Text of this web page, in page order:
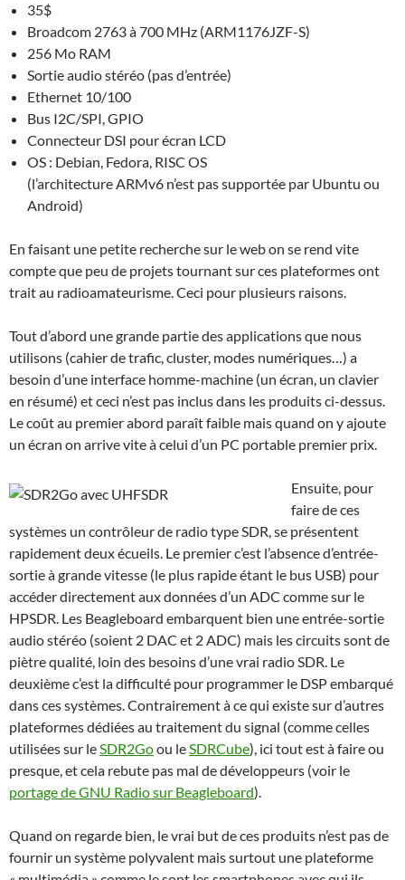
35$
Broadcom 2763 à 700 MHz (ARM1176JZF-S)
256 Mo RAM
Sortie audio stéréo (pas d’entrée)
Ethernet 10/100
Bus I2C/SPI, GPIO
Connecteur DSI pour écran LCD
OS : Debian, Fedora, RISC OS
(l’architecture ARMv6 n’est pas supportée par Ubuntu ou
Android)
En faisant une petite recherche sur le web on se rend vite
compte que peu de projets tournant sur ces plateformes ont
trait au radioamateurisme. Ceci pour plusieurs raisons.
Tout d’abord une grande partie des applications que nous
utilisons (cahier de trafic, cluster, modes numériques…) a
besoin d’une interface homme-machine (un écran, un clavier
en résumé) et ceci n’est pas inclus dans les produits ci-dessus.
Le coût au premier abord paraît faible mais quand on y ajoute
un écran on arrive vite à celui d’un PC portable premier prix.
Ensuite, pour
faire de ces
systèmes un contrôleur de radio type SDR, se présentent
rapidement deux écueils. Le premier c’est l’absence d’entrée-
sortie à grande vitesse (le plus rapide étant le bus USB) pour
accéder directement aux données d’un ADC comme sur le
HPSDR. Les Beagleboard embarquent bien une entrée-sortie
audio stéréo (soient 2 DAC et 2 ADC) mais les circuits sont de
piètre qualité, loin des besoins d’une vrai radio SDR. Le
deuxième c’est la difficulté pour programmer le DSP embarqué
dans ces systèmes. Contrairement à ce qui existe sur d’autres
plateformes dédiées au traitement du signal (comme celles
utilisées sur leSDR2Goou leSDRCube), ici tout est à faire ou
presque, et cela rebute pas mal de développeurs (voir le
portage de GNU Radio sur Beagleboard).
Quand on regarde bien, le vrai but de ces produits n’est pas de
fournir un système polyvalent mais surtout une plateforme